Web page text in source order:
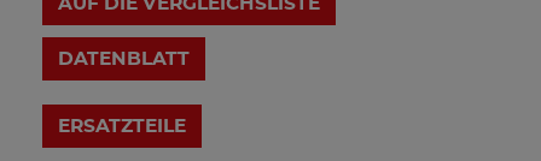
DATENBLATT